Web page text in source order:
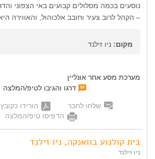
נוסעים בכמה מסלולים קבועים באי הצפוני
– הקהל לרוב צעיר וחובב אלכוהול, והאווירה
מקום: ניו זילנד
מערכת מסע אחר אונליין
דרגו והגיבו לטיפ/המלצה
שלחו לחבר
הורידו כקובץ PDF
הדפיסו טיפ/המלצה
בית קולנוע בוואנקה, ניו זילנד
ניו זילנד